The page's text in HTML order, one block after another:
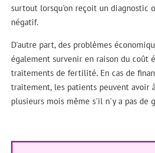
surtout lorsqu'on reçoit un diagnostic
négatif.
D'autre part, des problèmes
également survenir en raison du coût
traitements de fertilité. En cas de
traitement, les patients peuvent avoir
plusieurs mois même s'il n'y a pas de